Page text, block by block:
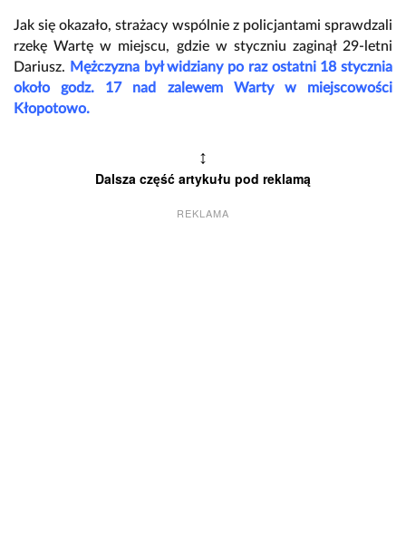
Jak się okazało, strażacy wspólnie z policjantami sprawdzali
rzekę Wartę w miejscu, gdzie w styczniu zaginął 29-letni
Dariusz. Mężczyzna był widziany po raz ostatni 18 stycznia
około godz. 17 nad zalewem Warty w miejscowości
Kłopotowo.
↕
Dalsza część artykułu pod reklamą
REKLAMA